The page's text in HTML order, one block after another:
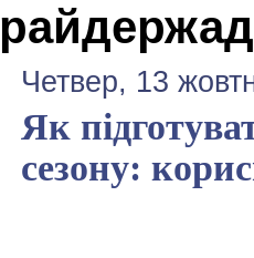
Четвер, 13
Як
сезону: